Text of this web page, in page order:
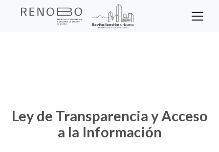
Sitio Web Empresa de
Transparencia
Ley de Transparencia y Acceso
a la Información